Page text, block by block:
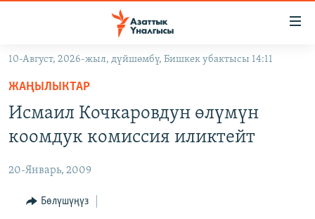
Навигацияга
өтүңүз
Издөөгө
салыңыз
ЭКОНОМИКА
МАДАНИЯТ
БОРБОР АЗИЯ
УКРАИНА
АТАЙЫН ИЛИКТӨӨ
ТВ ПРОГРАММАЛАР
10-Август, 2026-жыл, дүйшөмбү, Бишкек убактысы 14:11
ЖАҢЫЛЫКТАР
Исмаил Кочкаровдун өлүмүн
коомдук комиссия иликтейт
20-Январь, 2009
Бөлүшүңүз